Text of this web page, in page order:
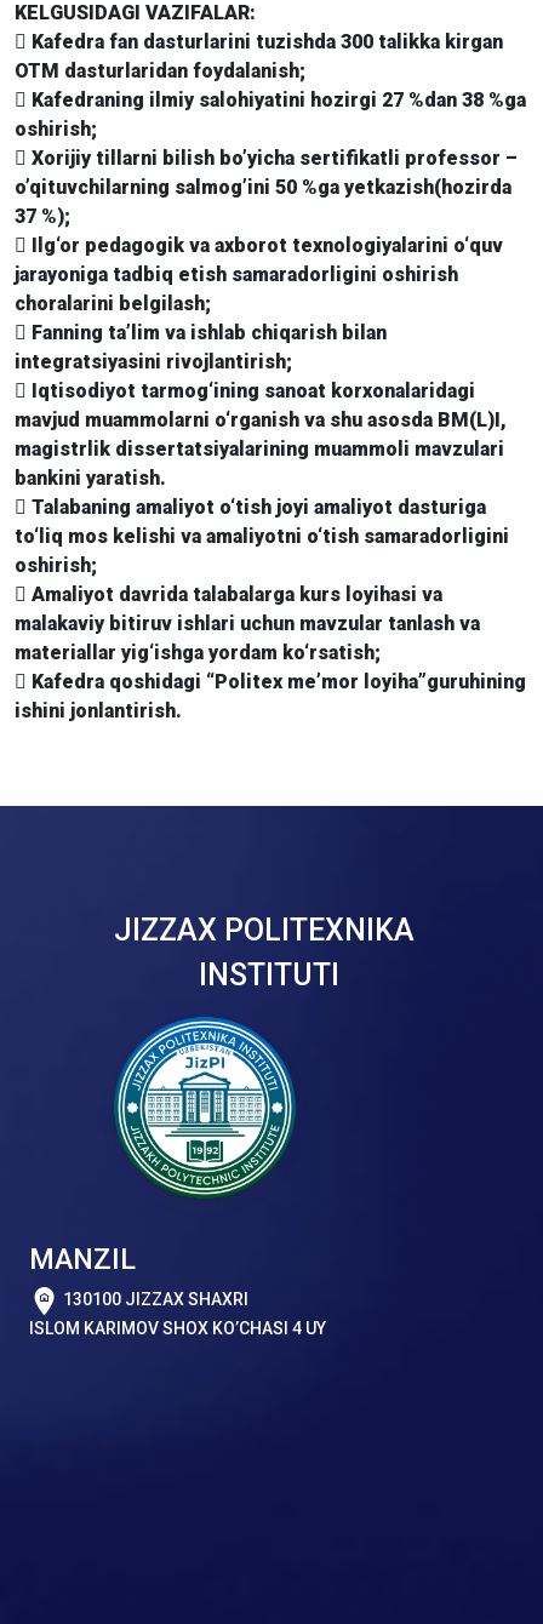
KELGUSIDAGI VAZIFALAR:
 Kafedra fan dasturlarini tuzishda 300 talikka kirgan
OTM dasturlaridan foydalanish;
 Kafedraning ilmiy salohiyatini hozirgi 27 %dan 38 %ga
oshirish;
 Xorijiy tillarni bilish bo’yicha sertifikatli professor –
o’qituvchilarning salmog’ini 50 %ga yetkazish(hozirda
37 %);
 Ilg‘or pedagogik va axborot texnologiyalarini o‘quv
jarayoniga tadbiq etish samaradorligini oshirish
choralarini belgilash;
 Fanning ta’lim va ishlab chiqarish bilan
integratsiyasini rivojlantirish;
 Iqtisodiyot tarmog‘ining sanoat korxonalaridagi
mavjud muammolarni o‘rganish va shu asosda BM(L)I,
magistrlik dissertatsiyalarining muammoli mavzulari
bankini yaratish.
 Talabaning amaliyot o‘tish joyi amaliyot dasturiga
to‘liq mos kelishi va amaliyotni o‘tish samaradorligini
oshirish;
 Amaliyot davrida talabalarga kurs loyihasi va
malakaviy bitiruv ishlari uchun mavzular tanlash va
materiallar yig‘ishga yordam ko‘rsatish;
 Kafedra qoshidagi “Politex me’mor loyiha”guruhining
ishini jonlantirish.
JIZZAX POLITEXNIKA
INSTITUTI
MANZIL
130100 JIZZAX SHAXRI
ISLOM KARIMOV SHOX KO’CHASI 4 UY